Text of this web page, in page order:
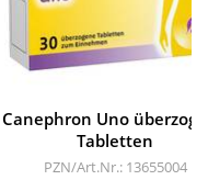
Canephron Uno
Tabletten
PZN/Art.Nr.: 13655004